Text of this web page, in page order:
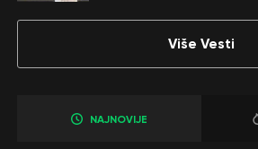
Više Vesti
NAJNOVIJE